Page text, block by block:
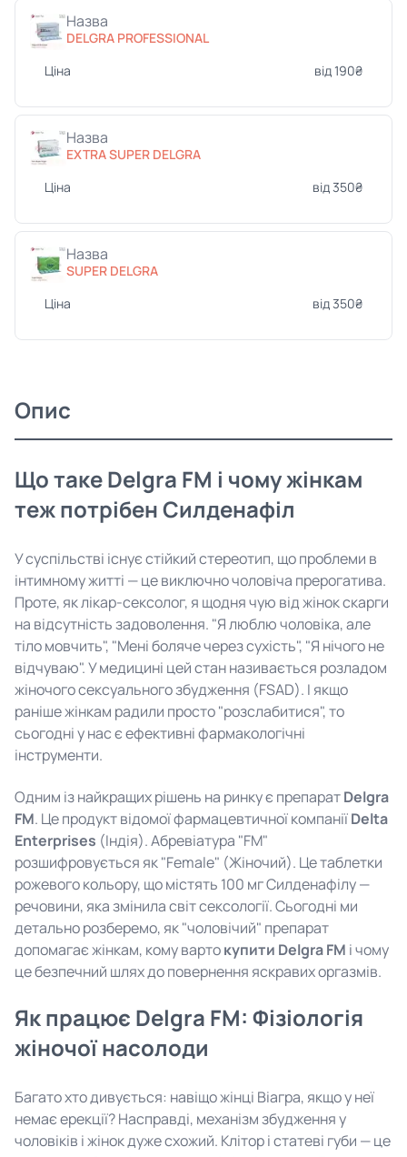
Назва
DELGRA PROFESSIONAL
Ціна
від 190₴
Назва
EXTRA SUPER DELGRA
Ціна
від 350₴
Назва
SUPER DELGRA
Ціна
від 350₴
Опис
Що таке Delgra FM і чому жінкам
теж потрібен Силденафіл
У суспільстві існує стійкий стереотип, що проблеми в
інтимному житті — це виключно чоловіча прерогатива.
Проте, як лікар-сексолог, я щодня чую від жінок скарги
на відсутність задоволення. "Я люблю чоловіка, але
тіло мовчить", "Мені боляче через сухість", "Я нічого не
відчуваю". У медицині цей стан називається розладом
жіночого сексуального збудження (FSAD). І якщо
раніше жінкам радили просто "розслабитися", то
сьогодні у нас є ефективні фармакологічні
інструменти.
Одним із найкращих рішень на ринку є препаратDelgra
FM. Це продукт відомої фармацевтичної компаніїDelta
Enterprises (Індія). Абревіатура "FM"
розшифровується як "Female" (Жіночий). Це таблетки
рожевого кольору, що містять 100 мг Силденафілу —
речовини, яка змінила світ сексології. Сьогодні ми
детально розберемо, як "чоловічий" препарат
допомагає жінкам, кому вартокупити Delgra FM і чому
це безпечний шлях до повернення яскравих оргазмів.
Як працює Delgra FM: Фізіологія
жіночої насолоди
Багато хто дивується: навіщо жінці Віагра, якщо у неї
немає ерекції? Насправді, механізм збудження у
чоловіків і жінок дуже схожий. Клітор і статеві губи — це